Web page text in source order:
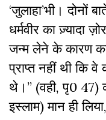
‘जुलाहा’भी। दोनों
धर्मवीर का ज़्यादा
जन्म लेने के कारण
प्राप्त नहीं थी कि
थे।’’ (वही, पृ0 47)
इस्लाम) मान ही